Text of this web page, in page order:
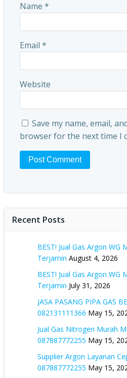
Name *
Email *
Website
Save my name, email,
browser for the next time I
Recent Posts
BEST! Jual Gas Argon WG
Terjamin August 4, 2026
BEST! Jual Gas Argon WG
Terjamin July 31, 2026
JASA PASANG PIPA GAS
082131111366 May 15,
Jual Gas Nitrogen Murah
087887772255 May 15,
Supplier Argon Layanan
087887772255 May 15,